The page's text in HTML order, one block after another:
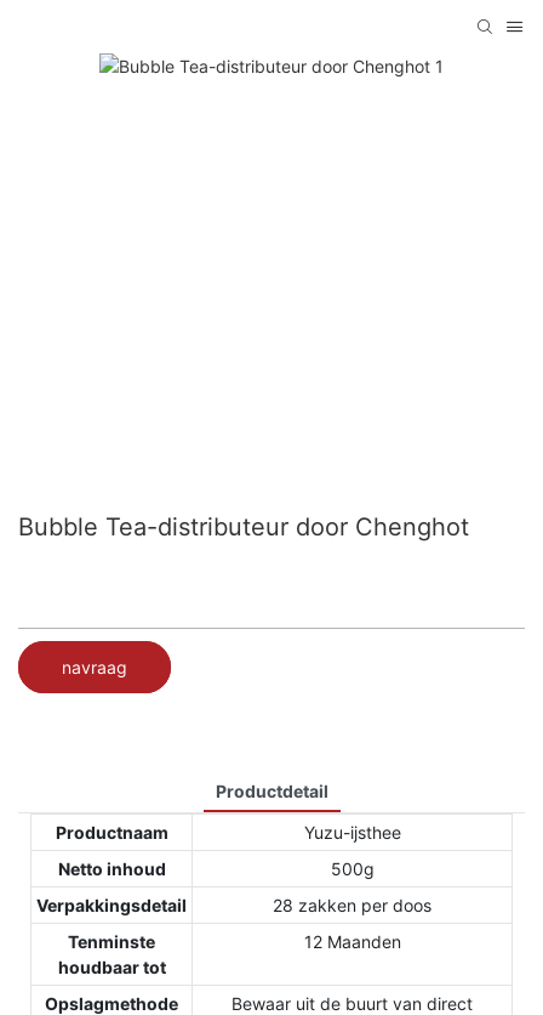
Bubble Tea-distributeur door Chenghot
navraag
Productdetail
Productnaam
Yuzu-ijsthee
Netto inhoud
500g
Verpakkingsdetail
28 zakken per doos
Tenminste
houdbaar tot
12 Maanden
Opslagmethode
Bewaar uit de buurt van direct